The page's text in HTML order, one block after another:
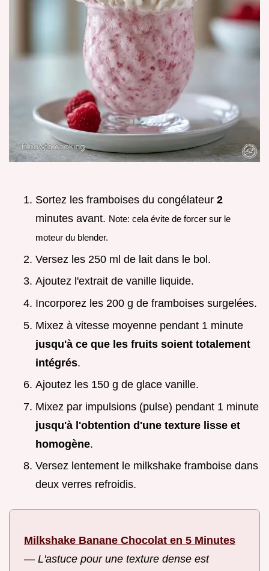
Sortez les framboises du congélateur 2
minutes avant. Note: cela évite de forcer sur le
moteur du blender.
Versez les 250 ml de lait dans le bol.
Ajoutez l'extrait de vanille liquide.
Incorporez les 200 g de framboises surgelées.
Mixez à vitesse moyenne pendant 1 minute
jusqu'à ce que les fruits soient totalement
intégrés.
Ajoutez les 150 g de glace vanille.
Mixez par impulsions (pulse) pendant 1 minute
jusqu'à l'obtention d'une texture lisse et
homogène.
Versez lentement le milkshake framboise dans
deux verres refroidis.
Milkshake Banane Chocolat en 5 Minutes
— L'astuce pour une texture dense est